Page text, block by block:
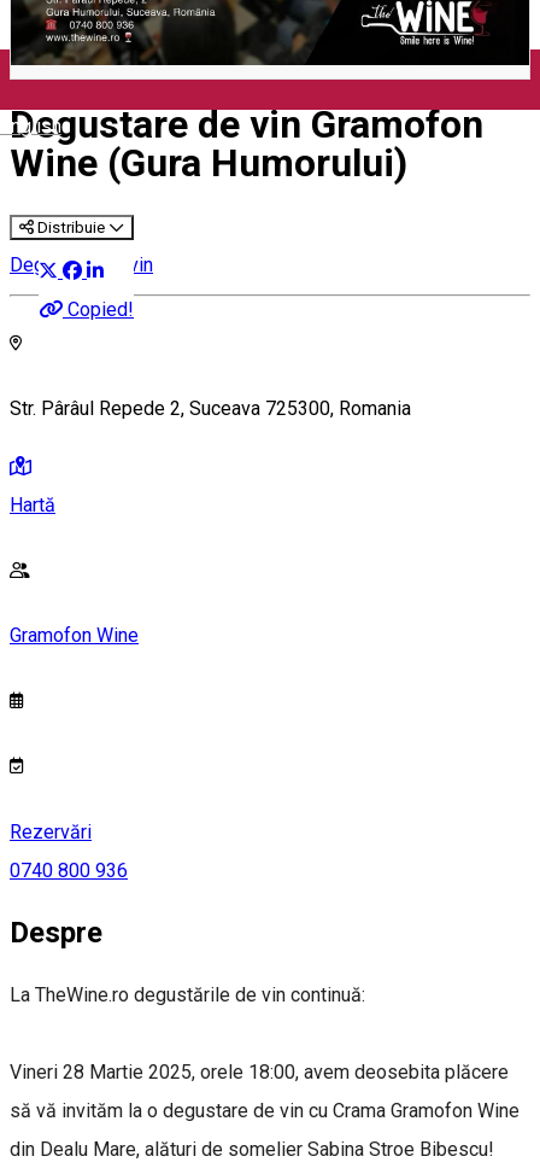
English
Degustare de vin Gramofon
Wine (Gura Humorului)
Distribuie
Copied!
Degustare de vin
Str. Pârâul Repede 2, Suceava 725300, Romania
Hartă
Gramofon Wine
Rezervări
0740 800 936
Despre
La TheWine.ro degustările de vin continuă:
Vineri 28 Martie 2025, orele 18:00, avem deosebita plăcere
să vă invităm la o degustare de vin cu Crama Gramofon Wine
din Dealu Mare, alături de somelier Sabina Stroe Bibescu!